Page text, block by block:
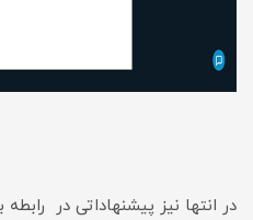
در انتها نیز پیشنهاداتی در